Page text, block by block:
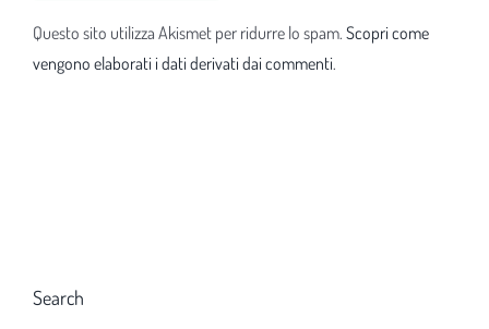
Questo sito utilizza Akismet per ridurre lo spam. Scopri come
vengono elaborati i dati derivati dai commenti.
Search